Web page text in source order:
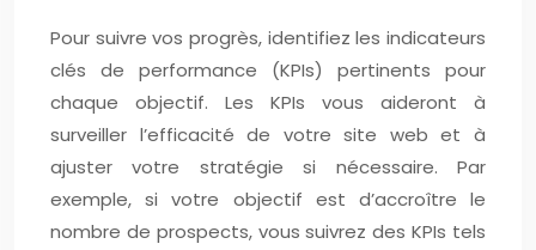
Pour suivre vos progrès, identifiez les indicateurs
clés de performance (KPIs) pertinents pour
chaque objectif. Les KPIs vous aideront à
surveiller l’efficacité de votre site web et à
ajuster votre stratégie si nécessaire. Par
exemple, si votre objectif est d’accroître le
nombre de prospects, vous suivrez des KPIs tels